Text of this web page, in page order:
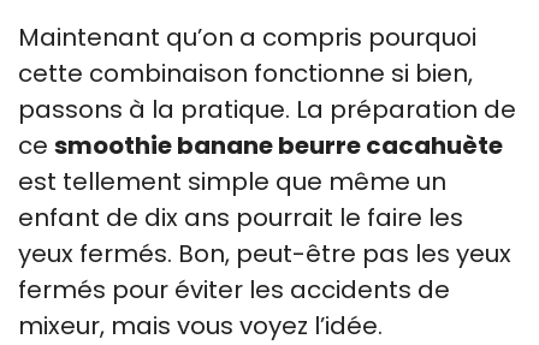
Maintenant qu’on a compris pourquoi
cette combinaison fonctionne si bien,
passons à la pratique. La préparation de
ce smoothie banane beurre cacahuète
est tellement simple que même un
enfant de dix ans pourrait le faire les
yeux fermés. Bon, peut-être pas les yeux
fermés pour éviter les accidents de
mixeur, mais vous voyez l’idée.